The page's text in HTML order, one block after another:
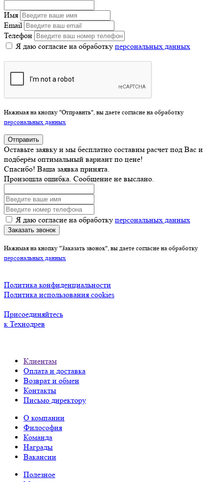
Имя
Email
Телефон
Я даю согласие на обработку персональных данных
Нажимая на кнопку "Отправить", вы даете согласие на обработку
персональных данных
Отправить
Оставьте заявку и мы бесплатно составим расчет под Вас и
подберём оптимальный вариант по цене!
Спасибо! Ваша заявка принята.
Произошла ошибка. Сообщение не выслано.
Я даю согласие на обработку персональных данных
Заказать звонок
Нажимая на кнопку "Заказать звонок", вы даете согласие на обработку
персональных данных
Политика конфиденциальности
Политика использования cookies
Присоединяйтесь
к Технодрев
Клиентам
Оплата и доставка
Возврат и обмен
Контакты
Письмо директору
О компании
Философия
Команда
Награды
Вакансии
Полезное